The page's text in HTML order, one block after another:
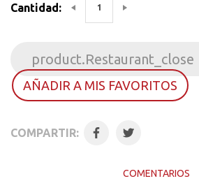
Cantidad:
product.Restaurant_close
AÑADIR A MIS FAVORITOS
COMPARTIR:
COMENTARIOS